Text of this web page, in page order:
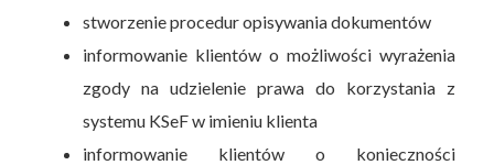
stworzenie procedur opisywania dokumentów
informowanie klientów o możliwości wyrażenia
zgody na udzielenie prawa do korzystania z
systemu KSeF w imieniu klienta
informowanie klientów o konieczności